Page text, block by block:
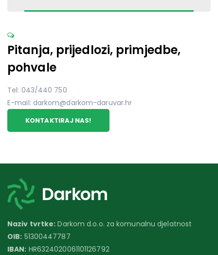
Pitanja, prijedlozi, primjedbe,
pohvale
Tel: 043/440 750
E-mail: darkom@darkom-daruvar.hr
KONTAKTIRAJ NAS!
Naziv tvrtke: Darkom d.o.o. za komunalnu djelatnost
OIB: 51300447787
IBAN: HR6324020061101126792